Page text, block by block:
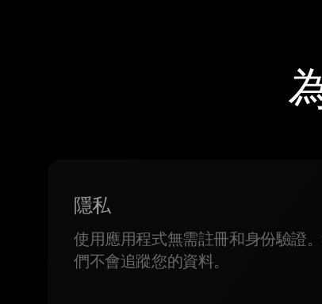
隱私
使用應用程式無需註冊和身份驗證
們不會追蹤您的資料。